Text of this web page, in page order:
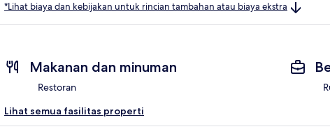
*Lihat biaya dan kebijakan untuk rincian tambahan atau biaya ekstra
Makanan dan minuman
Restoran
Lihat semua fasilitas properti